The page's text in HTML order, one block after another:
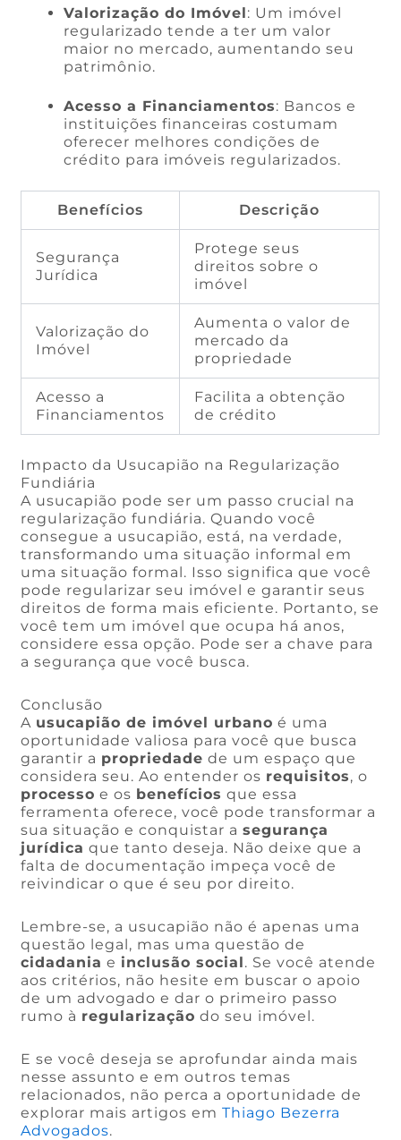
Valorização do Imóvel: Um imóvel
regularizado tende a ter um valor
maior no mercado, aumentando seu
patrimônio.
Acesso a Financiamentos: Bancos e
instituições financeiras costumam
oferecer melhores condições de
crédito para imóveis regularizados.
Benefícios Descrição
Segurança
Jurídica
Protege seus
direitos sobre o
imóvel
Valorização do
Imóvel
Aumenta o valor de
mercado da
propriedade
Acesso a
Financiamentos
Facilita a obtenção
de crédito
Impacto da Usucapião na Regularização
Fundiária
A usucapião pode ser um passo crucial na
regularização fundiária. Quando você
consegue a usucapião, está, na verdade,
transformando uma situação informal em
uma situação formal. Isso significa que você
pode regularizar seu imóvel e garantir seus
direitos de forma mais eficiente. Portanto, se
você tem um imóvel que ocupa há anos,
considere essa opção. Pode ser a chave para
a segurança que você busca.
Conclusão
A usucapião de imóvel urbano é uma
oportunidade valiosa para você que busca
garantir a propriedade de um espaço que
considera seu. Ao entender os requisitos, o
processo e os benefícios que essa
ferramenta oferece, você pode transformar a
sua situação e conquistar asegurança
jurídica que tanto deseja. Não deixe que a
falta de documentação impeça você de
reivindicar o que é seu por direito.
Lembre-se, a usucapião não é apenas uma
questão legal, mas uma questão de
cidadania e inclusão social. Se você atende
aos critérios, não hesite em buscar o apoio
de um advogado e dar o primeiro passo
rumo à regularização do seu imóvel.
E se você deseja se aprofundar ainda mais
nesse assunto e em outros temas
relacionados, não perca a oportunidade de
explorar mais artigos emThiago Bezerra
Advogados.